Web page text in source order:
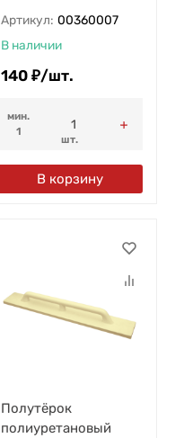
Артикул: 00360007
В наличии
140 ₽/шт.
мин.
1
шт.
В корзину
Полутёрок
полиуретановый